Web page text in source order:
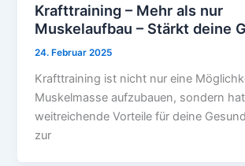
Krafttraining – Mehr als nur
Muskelaufbau – Stärkt deine
24. Februar 2025
Krafttraining ist nicht nur eine
Muskelmasse aufzubauen, sondern
weitreichende Vorteile für deine
zur